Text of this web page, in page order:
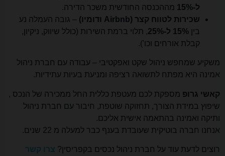
ל-15%
מההכנסה החודשית משכר הדירה.
שכירות לטווח קצר (Airbnb ודומיו)
– גובה העמלה נע
בין15% ל-25%
, תלוי ברמת השירות (כולל שיווק, ניקיון,
קבלת אורחים וכו').
משקיע שמחפש ניהול שקט ואפקטיבי – עבודה עם חברת ניהול
אמינה היא מפתח לתשואה רציפה ומניעת בעיות עתידיות.
קאשי גרופמספקת לכם מעטפת כללית החל ממכירה של הנכס ,
שיפוץ במידת הצורך, תחזוקה שוטפת, חיבור עם חברת ניהול
ותיקה ואמינה בהתאמה אישית אליכם.
אנחנו חברה בוטיקית שעובדת בענף כבר למעלה מ 22 שנים.
רוצים לדעת עוד על חברת ניהול נכסים בקפריסין?צרו קשר